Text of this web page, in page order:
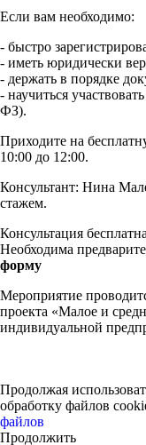
Если вам необходимо:
- быстро
- иметь юридически
- держать в порядке
- научиться
ФЗ).
Приходите на
10:00 до 12:00.
Консультант: Нина
стажем.
Консультация
Необходима
форму
Мероприятие
проекта «Малое и
индивидуальной
Продолжая
обработку файлов
файлов
Продолжить